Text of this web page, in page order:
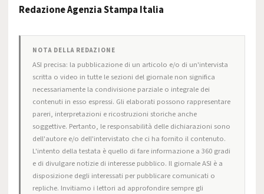
Redazione Agenzia Stampa Italia
NOTA DELLA REDAZIONE
ASI precisa: la pubblicazione di un articolo e/o di un'intervista
scritta o video in tutte le sezioni del giornale non significa
necessariamente la condivisione parziale o integrale dei
contenuti in esso espressi. Gli elaborati possono rappresentare
pareri, interpretazioni e ricostruzioni storiche anche
soggettive. Pertanto, le responsabilità delle dichiarazioni sono
dell'autore e/o dell'intervistato che ci ha fornito il contenuto.
L'intento della testata è quello di fare informazione a 360 gradi
e di divulgare notizie di interesse pubblico. Il giornale ASI è a
disposizione degli interessati per pubblicare comunicati o
repliche. Invitiamo i lettori ad approfondire sempre gli